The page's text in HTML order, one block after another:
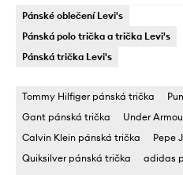
Pánské oblečení Levi's
Pánská polo trička a trička Levi's
Pánská trička Levi's
Tommy Hilfiger pánská trička
Gant pánská trička
Under
Calvin Klein pánská trička
Pepe
Quiksilver pánská trička
adidas